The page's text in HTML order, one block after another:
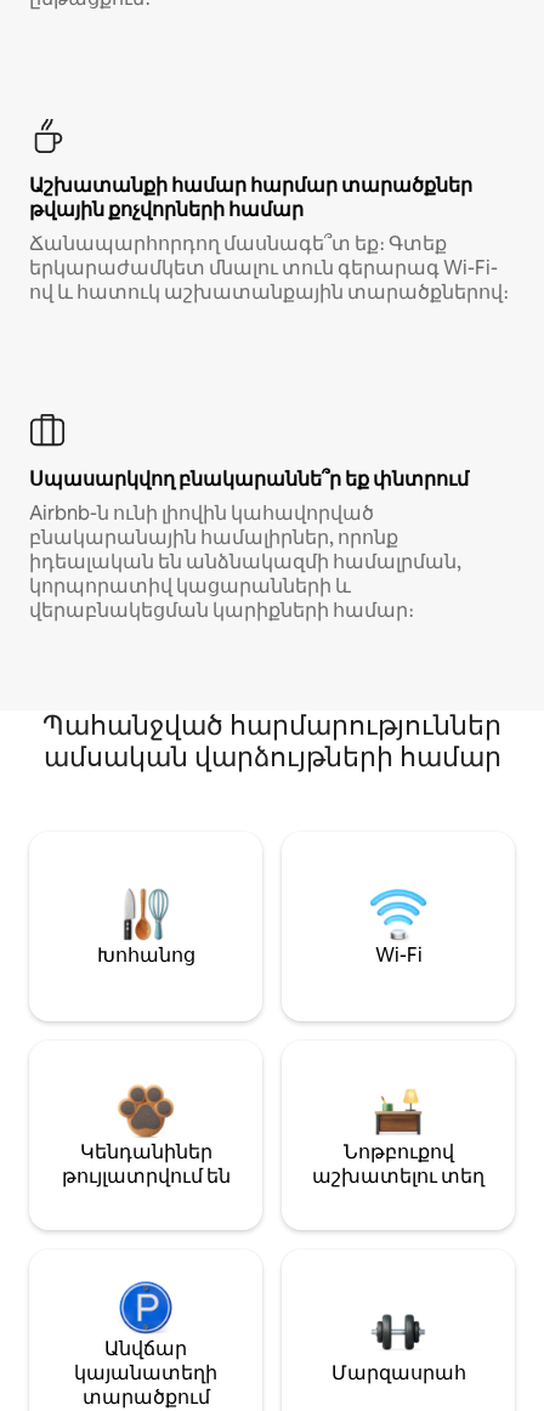
Աշխատանքի համար հարմար տարածքներ
թվային քոչվորների համար
Ճանապարհորդող մասնագե՞տ եք։ Գտեք
երկարաժամկետ մնալու տուն գերարագ Wi-Fi-
ով և հատուկ աշխատանքային տարածքներով։
Սպասարկվող բնակարաննե՞ր եք փնտրում
Airbnb-ն ունի լիովին կահավորված
բնակարանային համալիրներ, որոնք
իդեալական են անձնակազմի համալրման,
կորպորատիվ կացարանների և
վերաբնակեցման կարիքների համար։
Պահանջված հարմարություններ
ամսական վարձույթների համար
Խոհանոց Wi-Fi
Կենդանիներ
թույլատրվում են
Նոթբուքով
աշխատելու տեղ
Անվճար
կայանատեղի
տարածքում
Մարզասրահ